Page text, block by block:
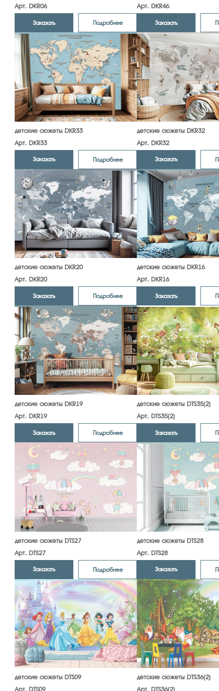
Арт. DKR06
Заказать Подробнее
Арт. DKR46
Заказать
детские сюжеты DKR33
Арт. DKR33
Заказать Подробнее
детские сюжеты DKR32
Арт. DKR32
Заказать
детские сюжеты DKR20
Арт. DKR20
Заказать Подробнее
детские сюжеты DKR16
Арт. DKR16
Заказать
детские сюжеты DKR19
Арт. DKR19
Заказать Подробнее
детские сюжеты DTS35(2)
Арт. DTS35(2)
Заказать
детские сюжеты DTS27
Арт. DTS27
Заказать Подробнее
детские сюжеты DTS28
Арт. DTS28
Заказать
детские сюжеты DTS09
Арт. DTS09
детские сюжеты DTS36(2)
Арт. DTS36(2)